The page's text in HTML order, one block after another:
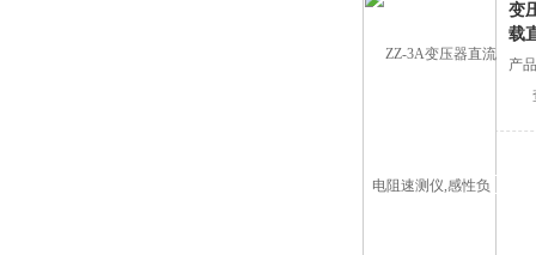
变
载
产